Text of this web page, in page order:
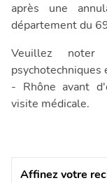
Test
après une
département du
Veuillez
- Rhône avant
visite médicale.
Affinez votre